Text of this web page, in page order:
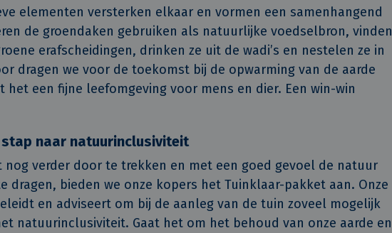
elementen versterken elkaar en vormen een samenhangend
de groendaken gebruiken als natuurlijke voedselbron, vinden
erafscheidingen, drinken ze uit de wadi’s en nestelen ze in
dragen we voor de toekomst bij de opwarming van de aarde
het een fijne leefomgeving voor mens en dier. Een win-win
stap naar natuurinclusiviteit
verder door te trekken en met een goed gevoel de natuur
dragen, bieden we onze kopers het Tuinklaar-pakket aan. Onze
en adviseert om bij de aanleg van de tuin zoveel mogelijk
natuurinclusiviteit. Gaat het om het behoud van onze aarde en